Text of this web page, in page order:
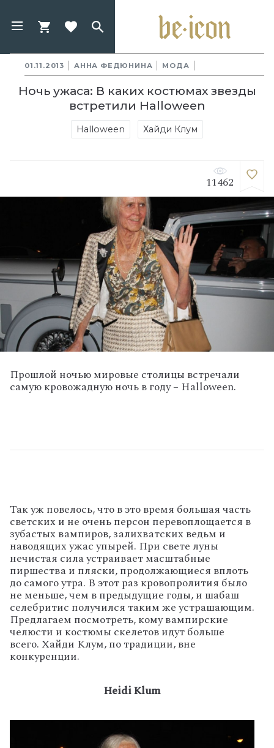
01.11.2013 АННА ФЕДЮНИНА МОДА
Ночь ужаса: В каких костюмах звезды
встретили Halloween
Halloween Хайди Клум
11462
Прошлой ночью мировые столицы встречали
самую кровожадную ночь в году – Halloween.
Так уж повелось, что в это время большая часть
светских и не очень персон перевоплощается в
зубастых вампиров, залихватских ведьм и
наводящих ужас упырей. При свете луны
нечистая сила устраивает масштабные
пиршества и пляски, продолжающиеся вплоть
до самого утра. В этот раз кровопролития было
не меньше, чем в предыдущие годы, и шабаш
селебритис получился таким же устрашающим.
Предлагаем посмотреть, кому вампирские
челюсти и костюмы скелетов идут больше
всего. Хайди Клум, по традиции, вне
конкуренции.
Heidi Klum